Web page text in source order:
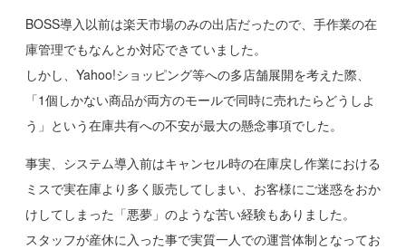
BOSS導入以前は楽天市場のみの出店だったので、手作業の在
庫管理でもなんとか対応できていました。
しかし、Yahoo!ショッピング等への多店舗展開を考えた際、
「1個しかない商品が両方のモールで同時に売れたらどうしよ
う」という在庫共有への不安が最大の懸念事項でした。
事実、システム導入前はキャンセル時の在庫戻し作業における
ミスで実在庫より多く販売してしまい、お客様にご迷惑をおか
けしてしまった「悪夢」のような苦い経験もありました。
スタッフが産休に入った事で実質一人での運営体制となってお